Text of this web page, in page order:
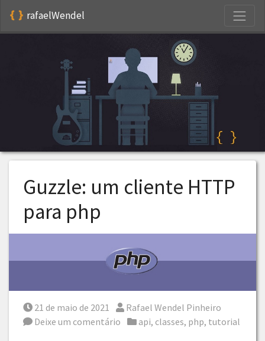
rafaelWendel
Guzzle: um cliente HTTP
para php
Posted on
21 de maio de 2021 Por
Rafael Wendel Pinheiro
Deixe um comentário
Posted in
api, classes, php, tutorial